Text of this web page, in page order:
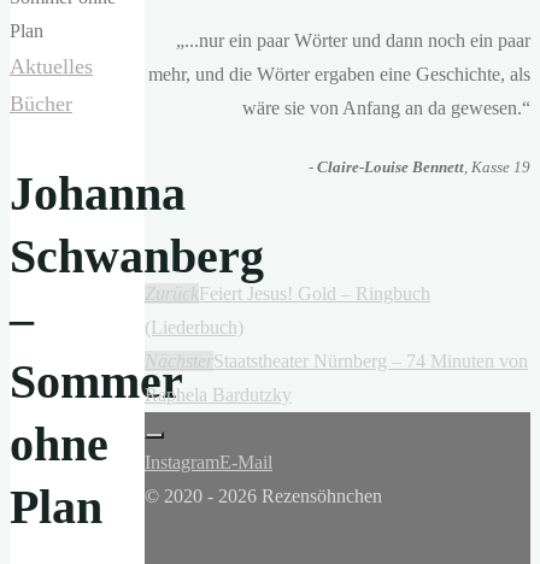
Aktuelles
Bücher
Johanna
Schwanberg
–
Sommer
ohne
Plan
„...nur ein paar Wörter und dann noch ein paar
mehr, und die Wörter ergaben eine Geschichte, als
wäre sie von Anfang an da gewesen.“
- Claire-Louise Bennett, Kasse 19
ZurückFeiert Jesus! Gold – Ringbuch
(Liederbuch)
NächsterStaatstheater Nürnberg – 74 Minuten von
Raphela Bardutzky
InstagramE-Mail
© 2020 - 2026 Rezensöhnchen